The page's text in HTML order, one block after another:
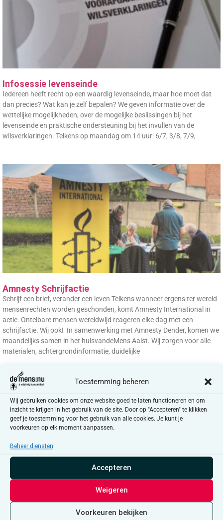
Toestemming beheren
Wij gebruiken cookies om onze website goed te laten functioneren en om
inzicht te krijgen in het gebruik van de site. Door op "Accepteren" te klikken
geef je toestemming voor het gebruik van alle cookies. Je kunt je
voorkeuren op elk moment aanpassen.
Beheer diensten
Accepteren
Weigeren
Voorkeuren bekijken
Infosessie levenseinde
Iedereen heeft recht op een waardig levenseinde, maar hoe moet dat
dan precies? Wat kan je zelf bepalen? We geven informatie over de
wettelijke mogelijkheden, over de mogelijke beslissingen bij het
levenseinde en praktische ondersteuning bij het invullen van de
wilsverklaringen. Telkens op maandag om 14 uur: 6/7, 3/8, 7/9,
Amnesty Schrijfactie
Schrijf een brief, verander een leven Telkens wanneer ergens ter wereld
mensenrechten worden geschonden, komt Amnesty International in
actie. Ontelbare mensen wereldwijd reageren elke dag met een
schrijfactie. Wij ook! In samenwerking met Amnesty Dender, komen we
maandelijks samen in het huisvandeMens Aalst. Wij zorgen voor alle
materialen, achtergrondinformatie, duidelijke
CreaConnect
Samen creëren verbindt. We zingen, haken, schilderen, fotograferen, …